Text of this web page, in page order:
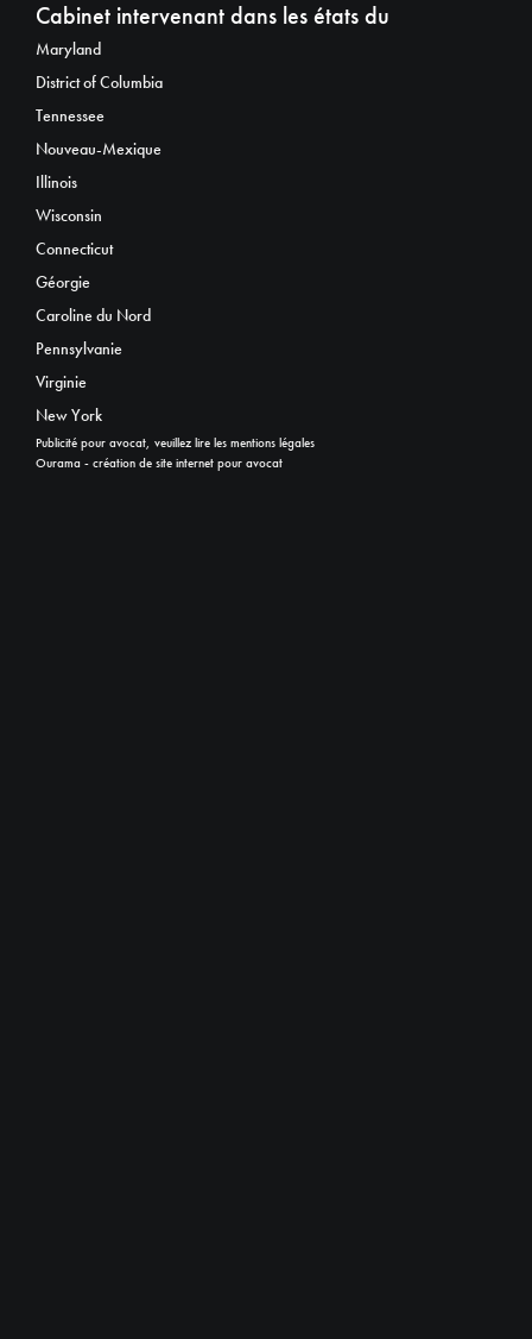
Cabinet intervenant dans les états du
Maryland
District of Columbia
Tennessee
Nouveau-Mexique
Illinois
Wisconsin
Connecticut
Géorgie
Caroline du Nord
Pennsylvanie
Virginie
New York
Publicité pour avocat, veuillez lire les mentions légales
Ourama - création de site internet pour avocat